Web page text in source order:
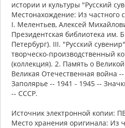
истории и культуры "Русский
Местонахождение: Из частного
I. Мелентьев, Алексей
Президентская библиотека им.
Петербург). III. "Русский
творческо-производственный
(коллекция). 2. Память о
Великая Отечественная война
Заполярье -- 1941 - 1945 --
-- СССР.
Источник электронной копии:
Место хранения оригинала: Из